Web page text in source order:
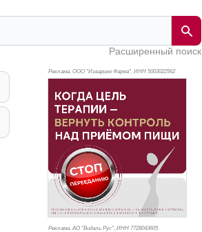
Расширенный поиск
Реклама. ООО "Изварино Фарма", ИНН 5003022562
Реклама. АО "Видаль Рус", ИНН 7728043605